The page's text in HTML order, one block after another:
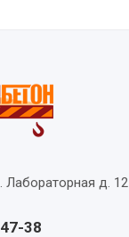
Лабораторная д. 12
38